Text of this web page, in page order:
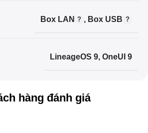
Box LAN , Box USB
LineageOS 9, OneUI 9
hàng đánh giá